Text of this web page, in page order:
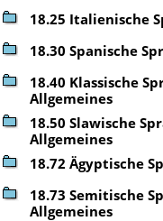
18.25 Italienische
18.30 Spanische
18.40 Klassische
Allgemeines
18.50 Slawische
Allgemeines
18.72 Ägyptische
18.73 Semitische
Allgemeines